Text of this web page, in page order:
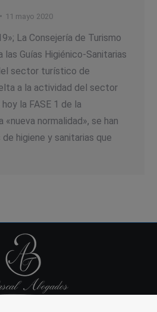
11 mayo 2020
La Consejería de Turismo
las Guías Higiénico-Sanitarias
sector turístico de
a la actividad del sector
la FASE 1 de la
«nueva normalidad», se han
higiene y sanitarias que